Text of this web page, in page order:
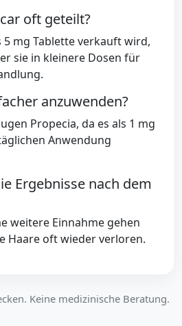
oft geteilt?
5 mg Tablette verkauft wird,
sie in kleinere Dosen für
anzuwenden?
Propecia, da es als 1 mg
Anwendung
Ergebnisse nach dem
weitere Einnahme gehen
Haare oft wieder verloren.
Keine medizinische Beratung.